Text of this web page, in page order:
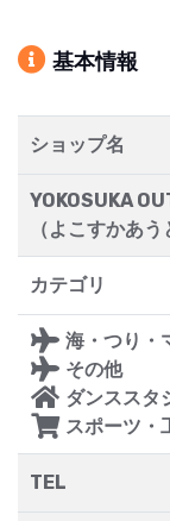
基本情報
ショップ名
YOKOSUKA
（よこすかあう
カテゴリ
海・つり・
その他
ダンススタ
スポーツ・
TEL